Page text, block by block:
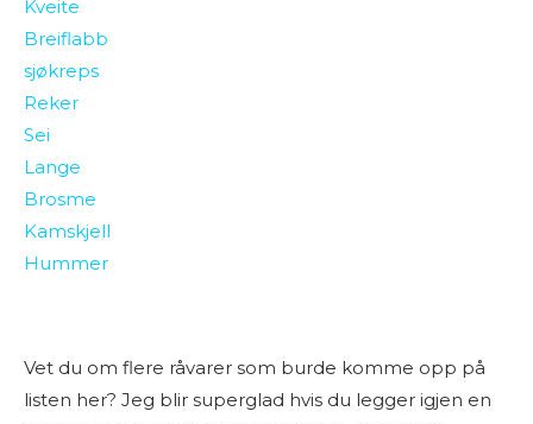
Kveite
Breiflabb
sjøkreps
Reker
Sei
Lange
Brosme
Kamskjell
Hummer
Vet du om flere råvarer som burde komme opp på
listen her? Jeg blir superglad hvis du legger igjen en